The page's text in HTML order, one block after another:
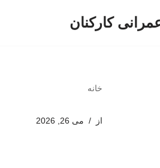
کارکنان
خانه
از می 26, 2026